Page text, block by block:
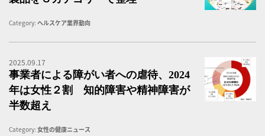
Category: ヘルスケア業界動向
2025.09.17
事業者による障がい者への虐待、2024
年は女性２割 知的障害や精神障害が
半数超え
Category: 女性の健康ニュース